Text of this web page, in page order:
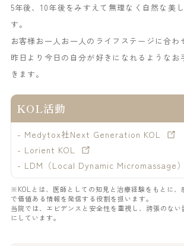
5年後、10年後をみすえて無理なく自然な美
す。
お客様お一人お一人のライフステージに合わ
昨日より今日の自分が好きになれるようなお
きます。
KOL活動
- Medytox社Next Generation KOL
- Lorient KOL
- LDM（Local Dynamic Micromassage
※KOLとは、医師としての知見と治療経験をもとに、
で価値ある情報を発信する役割を担います。
当院では、エビデンスと安全性を重視し、誇張のな
にしています。